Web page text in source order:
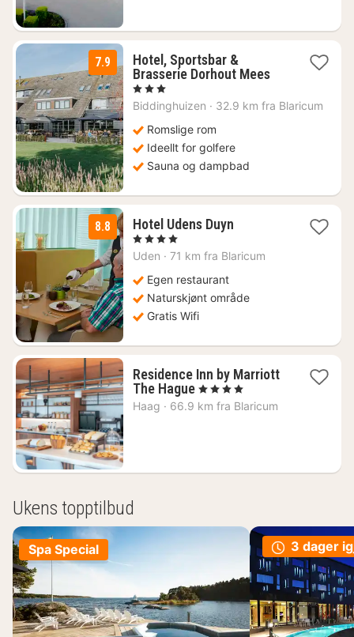
7.9
Hotel, Sportsbar &
Brasserie Dorhout Mees1
fra
, 3 Stjerner
Biddinghuizen · 32.9 km fra Blaricum
Romslige rom
Ideellt for golfere
Sauna og dampbad
8.8 Hotel Udens Duyn2
fra
, 4 Stjerner
Uden · 71 km fra Blaricum
Egen restaurant
Naturskjønt område
Gratis Wifi
Residence Inn by Marriott
The Hague2
netter
, 4 Stjerner
Haag · 66.9 km fra Blaricum
Ukens topptilbud
Spa Special 3 dager